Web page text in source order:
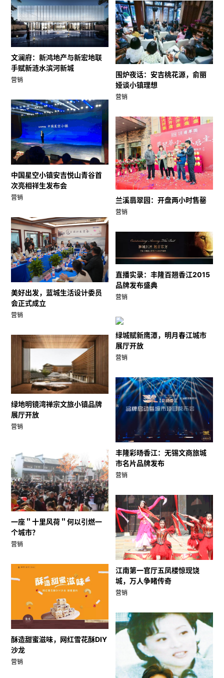
文澜府：新鸿地产与新宏地联
手赋新涟水滨河新城
营销
围炉夜话：安吉桃花源，俞丽
娅谈小镇理想
营销
中国星空小镇安吉悦山青谷首
次亮相祥生发布会
营销 兰溪翡翠园：开盘两小时售罄
营销
美好出发，蓝城生活设计委员
会正式成立
营销
直播实录：丰隆百翘香江2015
品牌发布盛典
营销
绿城赋新鹰潭，明月春江城市
展厅开放
营销
绿地明镜湾禅宗文旅小镇品牌
展厅开放
营销
丰隆彩旸香江：无锡文商旅城
市名片品牌发布
营销
一座＂十里风荷＂何以引燃一
个城市？
营销
江南第一官厅五凤楼惊现饶
城，万人争睹传奇
营销
酥造甜蜜滋味，网红雪花酥DIY
沙龙
营销